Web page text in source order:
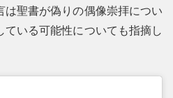
聖書が偽りの偶像崇拝につい
いる可能性についても指摘し